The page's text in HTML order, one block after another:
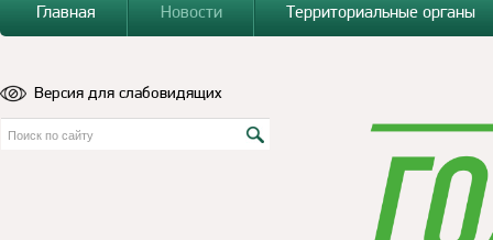
Главная
Новости Территориальные органы
Версия для слабовидящих